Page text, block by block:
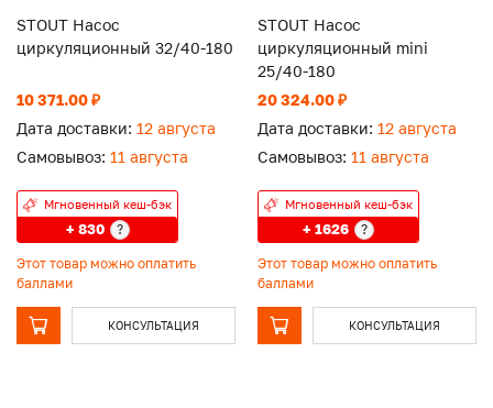
STOUT Насос
циркуляционный 32/40-180
10 371.00 ₽
Дата доставки: 12 августа
Самовывоз: 11 августа
Мгновенный кеш-бэк
+ 830 ?
Этот товар можно оплатить
баллами
КОНСУЛЬТАЦИЯ
STOUT Насос
циркуляционный mini
25/40-180
20 324.00 ₽
Дата доставки: 12 августа
Самовывоз: 11 августа
Мгновенный кеш-бэк
+ 1626 ?
Этот товар можно оплатить
баллами
КОНСУЛЬТАЦИЯ